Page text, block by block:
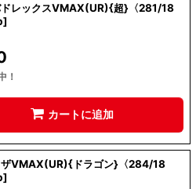
ドレックスVMAX(UR){超}〈281/18
！
カートに追加
ザVMAX(UR){ドラゴン}〈284/18